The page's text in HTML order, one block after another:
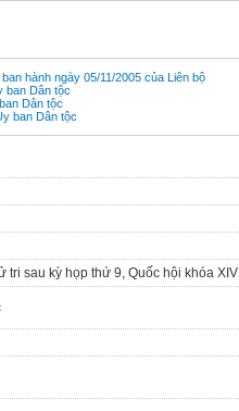
hành ngày 05/11/2005 của Liên bộ
ban Dân tộc
Dân tộc
ban Dân tộc
tri sau kỳ họp thứ 9, Quốc hội khóa XIV